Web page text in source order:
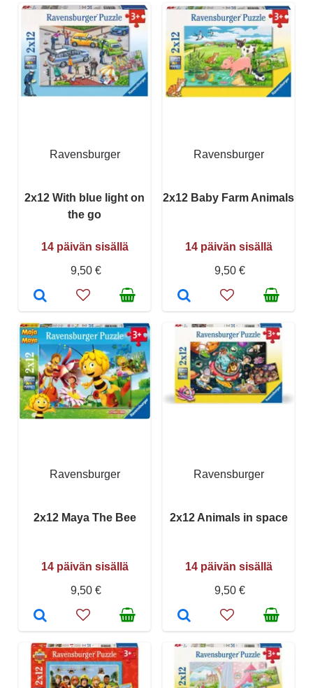
Ravensburger
2x12 With blue light on
the go
14 päivän sisällä
9,50 €
Ravensburger
2x12 Baby Farm Animals
14 päivän sisällä
9,50 €
Ravensburger
2x12 Maya The Bee
14 päivän sisällä
9,50 €
Ravensburger
2x12 Animals in space
14 päivän sisällä
9,50 €